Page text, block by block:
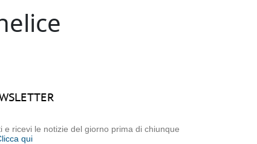
e ricevi le notizie del giorno prima di chiunque
qui